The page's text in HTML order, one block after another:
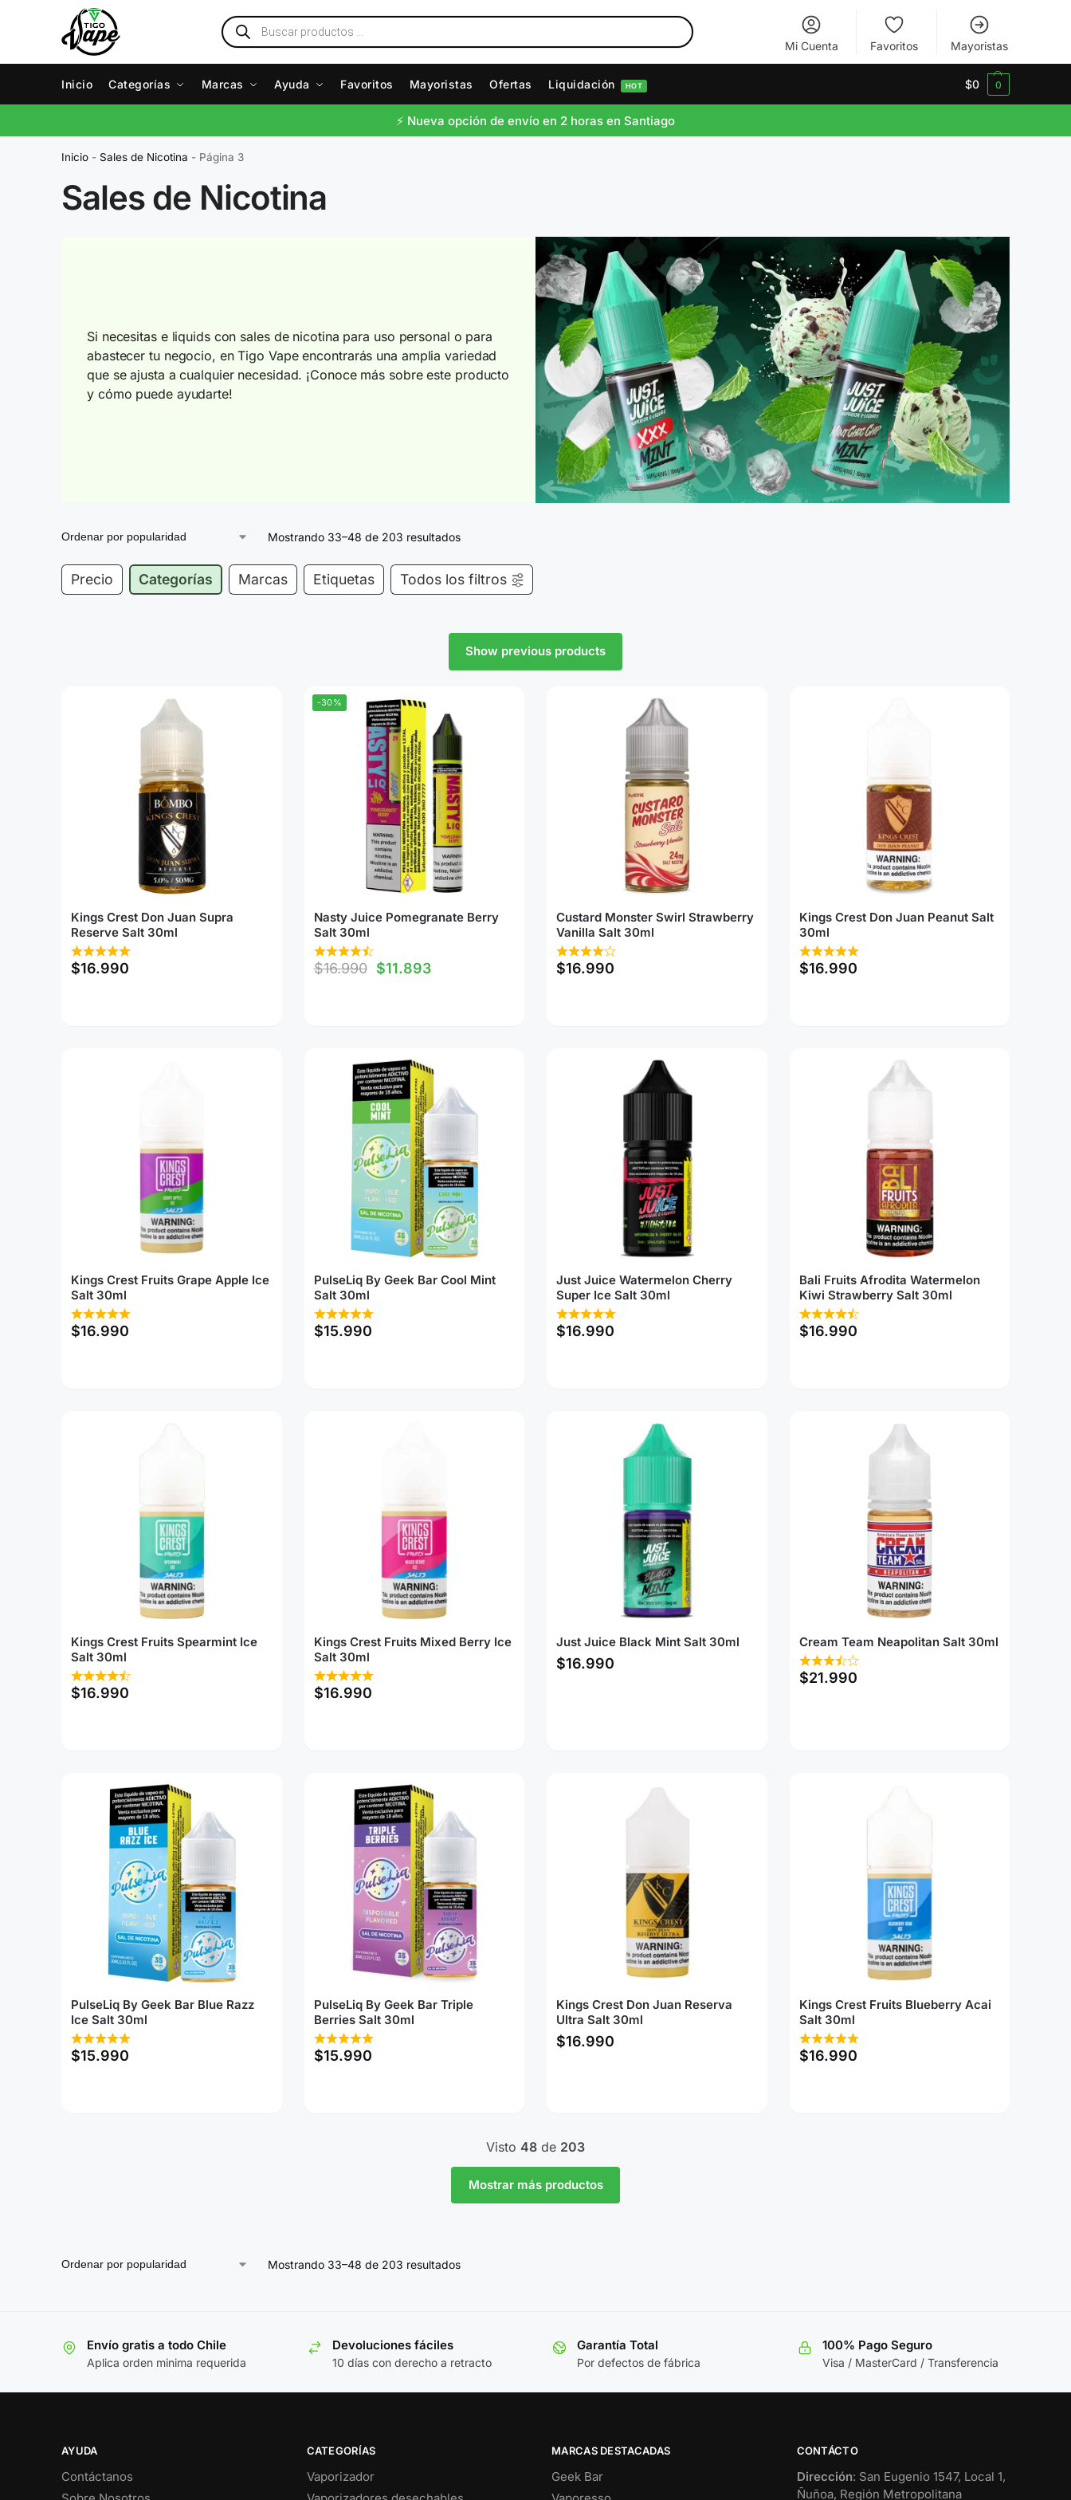
Mi Cuenta Favoritos Mayoristas
Inicio Categorías Marcas Ayuda Favoritos Mayoristas Ofertas Liquidación HOT $0 0
⚡️ Nueva opción de envío en 2 horas en Santiago
Inicio - Sales de Nicotina - Página 3
Sales de Nicotina
Si necesitas e liquids con sales de nicotina para uso personal o para
abastecer tu negocio, en Tigo Vape encontrarás una amplia variedad
que se ajusta a cualquier necesidad. ¡Conoce más sobre este producto
y cómo puede ayudarte!
Mostrando 33–48 de 203 resultados
Precio Categorías Marcas Etiquetas Todos los filtros
Show previous products
Kings Crest Don Juan Supra
Reserve Salt 30ml
$16.990
-30%
Nasty Juice Pomegranate Berry
Salt 30ml
$16.990 $11.893
Custard Monster Swirl Strawberry
Vanilla Salt 30ml
$16.990
Kings Crest Don Juan Peanut Salt
30ml
$16.990
Kings Crest Fruits Grape Apple Ice
Salt 30ml
$16.990
PulseLiq By Geek Bar Cool Mint
Salt 30ml
$15.990
Just Juice Watermelon Cherry
Super Ice Salt 30ml
$16.990
Bali Fruits Afrodita Watermelon
Kiwi Strawberry Salt 30ml
$16.990
Kings Crest Fruits Spearmint Ice
Salt 30ml
$16.990
Kings Crest Fruits Mixed Berry Ice
Salt 30ml
$16.990
Just Juice Black Mint Salt 30ml
$16.990
Cream Team Neapolitan Salt 30ml
$21.990
PulseLiq By Geek Bar Blue Razz
Ice Salt 30ml
$15.990
PulseLiq By Geek Bar Triple
Berries Salt 30ml
$15.990
Kings Crest Don Juan Reserva
Ultra Salt 30ml
$16.990
Kings Crest Fruits Blueberry Acai
Salt 30ml
$16.990
Visto 48 de 203
Mostrar más productos
Mostrando 33–48 de 203 resultados
Envío gratis a todo Chile
Aplica orden minima requerida
Devoluciones fáciles
10 días con derecho a retracto
Garantía Total
Por defectos de fábrica
100% Pago Seguro
Visa / MasterCard / Transferencia
AYUDA
Contáctanos
CATEGORÍAS
Vaporizador
MARCAS DESTACADAS
Geek Bar
CONTÁCTO
Dirección: San Eugenio 1547, Local 1,
Ñuñoa, Región Metropolitana